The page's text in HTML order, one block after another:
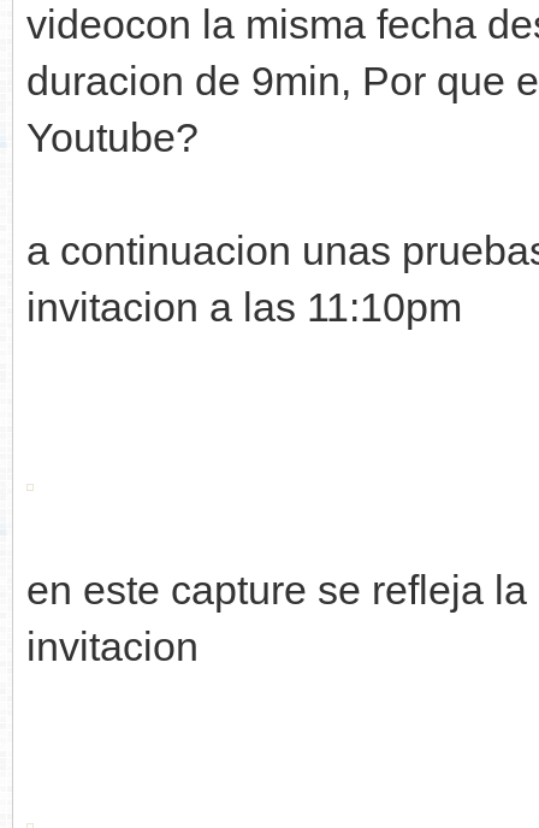
videocon la misma fecha
duracion de 9min, Por que
Youtube?
a continuacion unas
invitacion a las 11:10pm
en este capture se refleja
invitacion